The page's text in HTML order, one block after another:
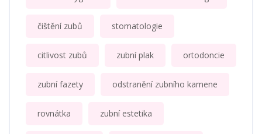
čištění zubů stomatologie
citlivost zubů zubní plak ortodoncie
zubní fazety odstranění zubního kamene
rovnátka zubní estetika